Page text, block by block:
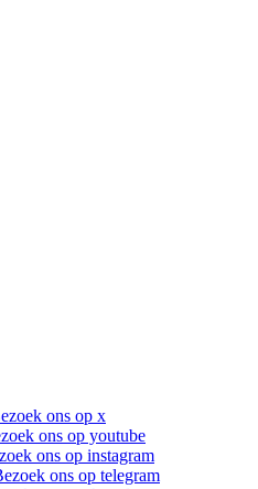
ons op x
ons op youtube
ons op instagram
ons op telegram